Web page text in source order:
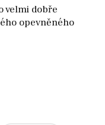
velmi dobře
opevněného